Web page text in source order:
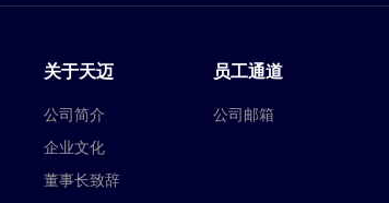
关于天迈
公司简介
企业文化
董事长致辞
员工通道
公司邮箱